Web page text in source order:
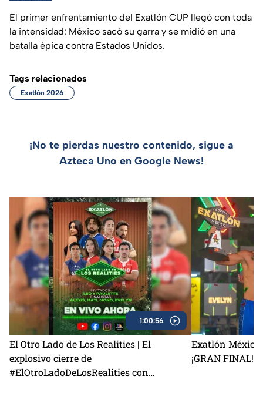
El primer enfrentamiento del Exatlón CUP llegó con toda
la intensidad: México sacó su garra y se midió en una
batalla épica contra Estados Unidos.
Tags relacionados
Exatlón 2026
¡No te pierdas nuestro contenido, sigue a
Azteca Uno en Google News!
1:00:56
El Otro Lado de Los Realities | El
explosivo cierre de
#ElOtroLadoDeLosRealities con
Exatlón México
¡GRAN FINAL!